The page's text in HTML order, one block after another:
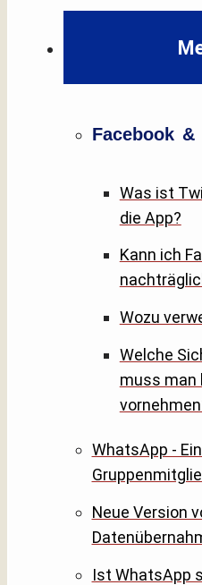
Facebook &
Was ist
die App?
Kann ich
Wozu
Welche
muss man
WhatsApp -
Neue Version
Ist WhatsApp